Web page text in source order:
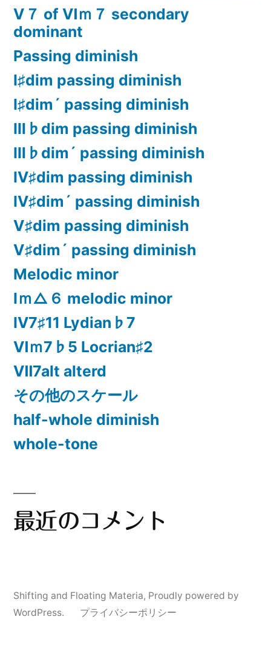
Ⅴ７ of Ⅵｍ７ secondary
dominant
Passing diminish
Ⅰ♯dim passing diminish
Ⅰ♯dim´ passing diminish
Ⅲ♭dim passing diminish
Ⅲ♭dim´ passing diminish
Ⅳ♯dim passing diminish
Ⅳ♯dim´ passing diminish
Ⅴ♯dim passing diminish
Ⅴ♯dim´ passing diminish
Melodic minor
Ⅰｍ△６ melodic minor
Ⅳ7♯11 Lydian♭7
Ⅵｍ7♭5 Locrian♯2
Ⅶ7alt alterd
その他のスケール
half-whole diminish
whole-tone
最近のコメント
Shifting and Floating Materia, Proudly powered by
WordPress.
プライバシーポリシー